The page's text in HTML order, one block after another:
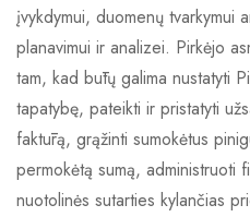
įvykdymui, duomenų tvarkymui
planavimui ir analizei. Pirkėjo
tam, kad būtų galima nustatyti
tapatybę, pateikti ir pristatyti
faktūrą, grąžinti sumokėtus
permokėtą sumą, administruoti
nuotolinės sutarties kylančias